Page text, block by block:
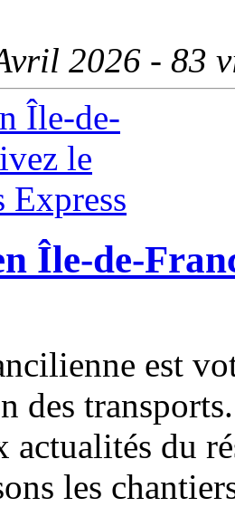
2026 - 83
Île-de-
est
des
actualités du
les